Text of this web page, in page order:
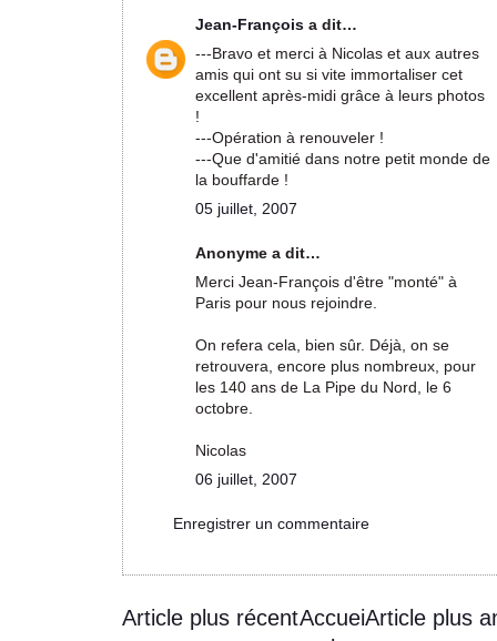
Jean-François a dit…
---Bravo et merci à Nicolas et aux autres
amis qui ont su si vite immortaliser cet
excellent après-midi grâce à leurs photos
!
---Opération à renouveler !
---Que d'amitié dans notre petit monde de
la bouffarde !
05 juillet, 2007
Anonyme a dit…
Merci Jean-François d'être "monté" à
Paris pour nous rejoindre.
On refera cela, bien sûr. Déjà, on se
retrouvera, encore plus nombreux, pour
les 140 ans de La Pipe du Nord, le 6
octobre.
Nicolas
06 juillet, 2007
Enregistrer un commentaire
Article plus récent Article plus
Accuei